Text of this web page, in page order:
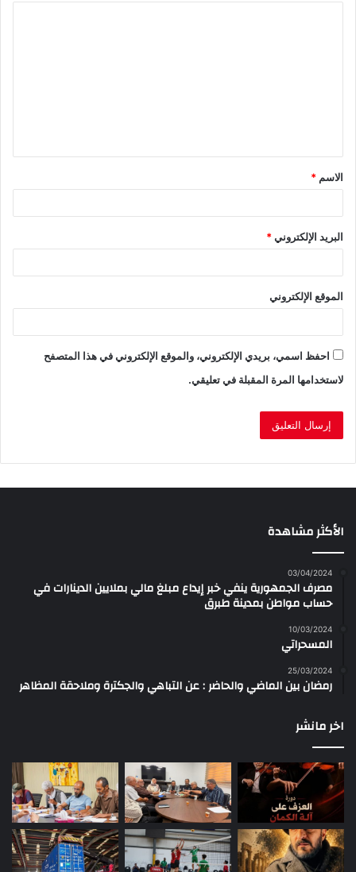
ق
*
الاسم *
البريد الإلكتروني*
الموقع الإلكتروني
احفظ اسمي، بريدي الإلكتروني، والموقع الإلكتروني في هذا المتصفح
لاستخدامها المرة المقبلة في تعليقي.
الأكثر مشاهدة
03/04/2024
مصرف الجمهورية ينفي خبر إيداع مبلغ مالي بملايين الدينارات في
حساب مواطن بمدينة طبرق
10/03/2024
المسحراتي
25/03/2024
رمضان بين الماضي والحاضر : عن التباهي والجكترة وملاحقة المظاهر
اخر مانشر